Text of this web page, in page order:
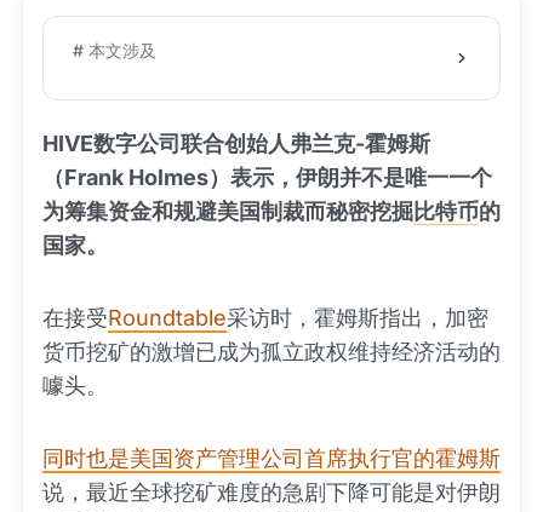
# 本文涉及
HIVE数字公司联合创始人弗兰克-霍姆斯
（Frank Holmes）表示，伊朗并不是唯一一个
为筹集资金和规避美国制裁而秘密挖掘比特币的
国家。
在接受Roundtable采访时，霍姆斯指出，加密
货币挖矿的激增已成为孤立政权维持经济活动的
噱头。
同时也是美国资产管理公司首席执行官的霍姆斯
说，最近全球挖矿难度的急剧下降可能是对伊朗